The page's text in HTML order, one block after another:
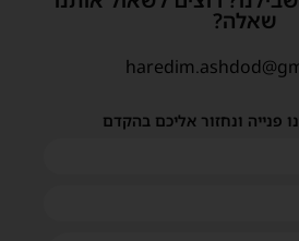
שאלה?
פנייה ונחזור אליכם בהקדם